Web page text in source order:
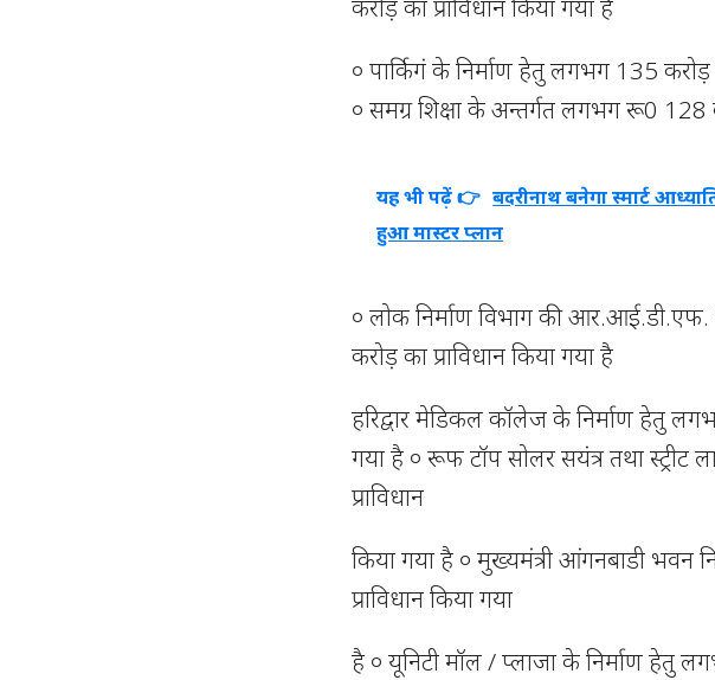
करोड़ का प्राविधान किया गया है
० पार्किगं के निर्माण हेतु लगभग 135 करोड़
० समग्र शिक्षा के अन्तर्गत लगभग रू0 128
यह भी पढ़ें 👉 बदरीनाथ बनेगा स्मार्ट
हुआ मास्टर प्लान
० लोक निर्माण विभाग की
करोड़ का प्राविधान किया गया है
हरिद्वार मेडिकल कॉलेज के निर्माण हेतु
गया है ० रूफ टॉप सोलर सयंत्र तथा
प्राविधान
किया गया है ० मुख्यमंत्री आंगनबाडी भवन
प्राविधान किया गया
है ० यूनिटी मॉल / प्लाजा के निर्माण हेतु